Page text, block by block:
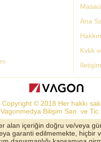
Ana
Kvkk
İletişim
Copyright © 2018 Her hakkı
Vagonmedya Bilişim San. ve Tic.
alan içeriğin doğru ve/veya
garanti edilmemekte, hiçbir